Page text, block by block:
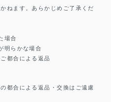
ねます。あらかじめご了承くだ
場合
明らかな場合
都合による返品
都合による返品・交換はご遠慮